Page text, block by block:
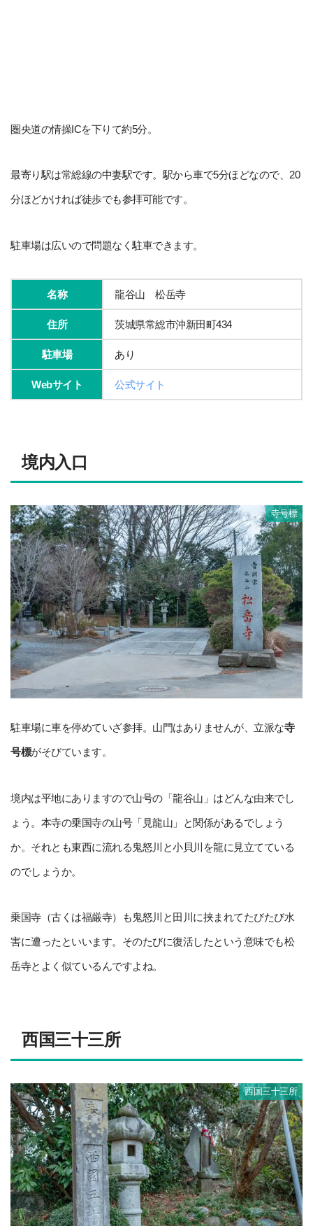
圏央道の情操ICを下りて約5分。
最寄り駅は常総線の中妻駅です。駅から車で5分ほどなので、20
分ほどかければ徒歩でも参拝可能です。
駐車場は広いので問題なく駐車できます。
名称 龍谷山 松岳寺
住所 茨城県常総市沖新田町434
駐車場 あり
Webサイト 公式サイト
境内入口
寺号標
駐車場に車を停めていざ参拝。山門はありませんが、立派な寺
号標がそびています。
境内は平地にありますので山号の「龍谷山」はどんな由来でし
ょう。本寺の乗国寺の山号「見龍山」と関係があるでしょう
か。それとも東西に流れる鬼怒川と小貝川を龍に見立てている
のでしょうか。
乗国寺（古くは福厳寺）も鬼怒川と田川に挟まれてたびたび水
害に遭ったといいます。そのたびに復活したという意味でも松
岳寺とよく似ているんですよね。
西国三十三所
西国三十三所